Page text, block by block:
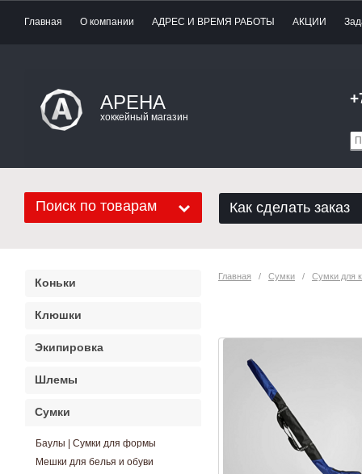
Главная О компании АДРЕС И ВРЕМЯ РАБОТЫ АКЦИИ
АРЕНА
хоккейный магазин
Поиск по товарам Как сделать заказ
Главная
   /
Сумки
   /
Сумки для
Коньки
Клюшки
Экипировка
Шлемы
Сумки
Баулы | Сумки для формы
Мешки для белья и обуви